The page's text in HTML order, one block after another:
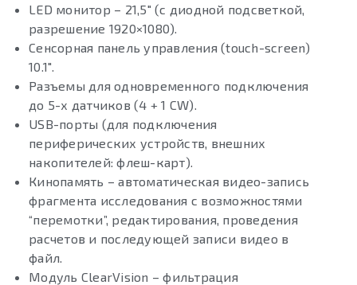
LED монитор – 21,5″ (с диодной подсветкой,
разрешение 1920×1080).
Сенсорная панель управления (touch-screen)
10.1″.
Разъемы для одновременного подключения
до 5-х датчиков (4 + 1 CW).
USB-порты (для подключения
периферических устройств, внешних
накопителей: флеш-карт).
Кинопамять – автоматическая видео-запись
фрагмента исследования с возможностями
“перемотки”, редактирования, проведения
расчетов и последующей записи видео в
файл.
Модуль ClearVision – фильтрация